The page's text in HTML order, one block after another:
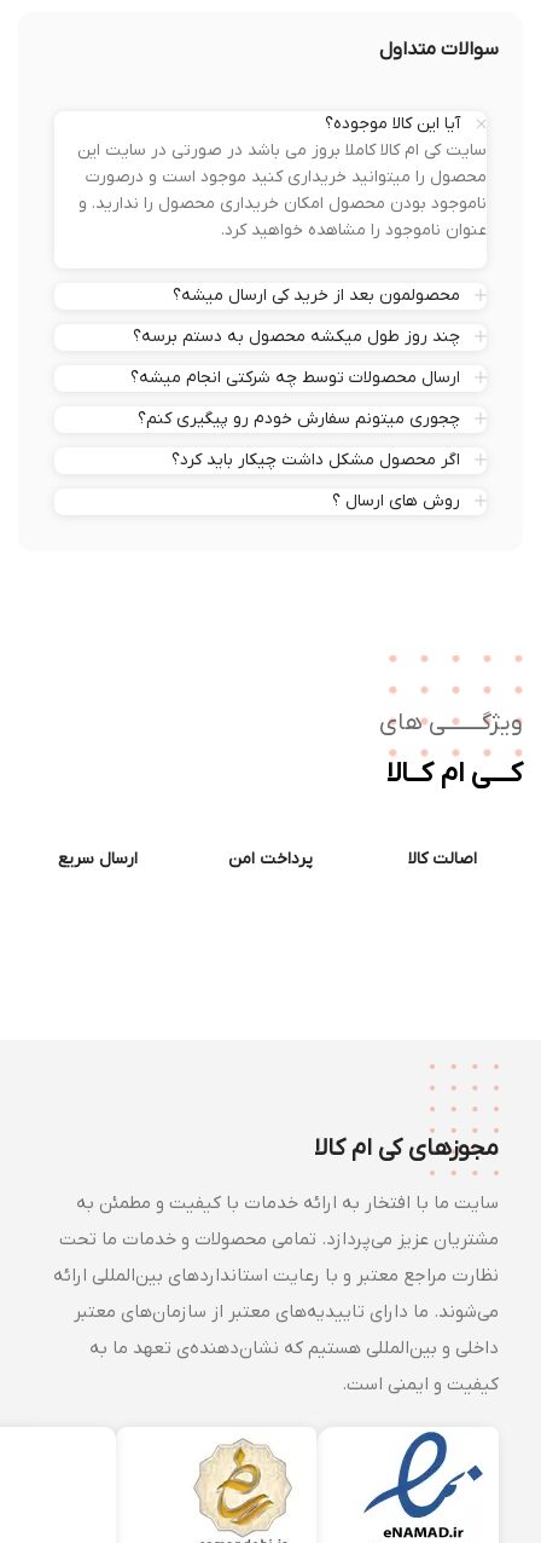
سوالات متداول
آیا این کالا موجوده؟
سایت کی ام کالا کاملا بروز می باشد در صورتی در سایت این
محصول را میتوانید خریداری کنید موجود است و درصورت
ناموجود بودن محصول امکان خریداری محصول را ندارید. و
عنوان ناموجود را مشاهده خواهید کرد.
محصولمون بعد از خرید کی ارسال میشه؟
چند روز طول میکشه محصول به دستم برسه؟
ارسال محصولات توسط چه شرکتی انجام میشه؟
چجوری میتونم سفارش خودم رو پیگیری کنم؟
اگر محصول مشکل داشت چیکار باید کرد؟
روش های ارسال ؟
های
ام کــالا
اصالت کالا پرداخت امن ارسال سریع
مجوزهای کی ام کالا
سایت ما با افتخار به ارائه خدمات با کیفیت و مطمئن به
مشتریان عزیز می‌پردازد. تمامی محصولات و خدمات ما تحت
نظارت مراجع معتبر و با رعایت استانداردهای بین‌المللی ارائه
می‌شوند. ما دارای تاییدیه‌های معتبر از سازمان‌های معتبر
داخلی و بین‌المللی هستیم که نشان‌دهنده‌ی تعهد ما به
کیفیت و ایمنی است.